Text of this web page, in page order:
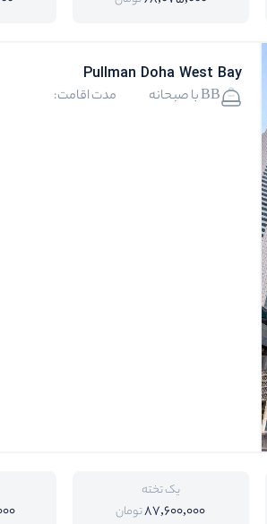
Pullman Doha West Bay
BB با صبحانه مدت اقامت:
یک تخته
87,600,000تومان